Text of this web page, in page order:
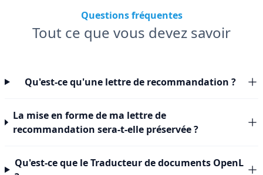
Questions fréquentes
Tout ce que vous devez savoir
Qu'est-ce qu'une lettre de recommandation ?
La mise en forme de ma lettre de
recommandation sera-t-elle préservée ?
Qu'est-ce que le Traducteur de documents OpenL